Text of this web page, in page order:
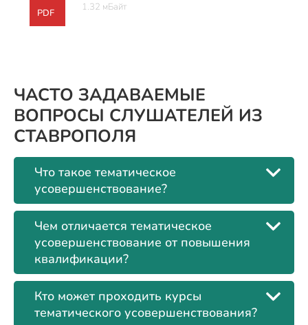
PDF 1.32 мБайт
ЧАСТО ЗАДАВАЕМЫЕ
ВОПРОСЫ СЛУШАТЕЛЕЙ ИЗ
СТАВРОПОЛЯ
Что такое тематическое
усовершенствование?
Чем отличается тематическое
усовершенствование от повышения
квалификации?
Кто может проходить курсы
тематического усовершенствования?